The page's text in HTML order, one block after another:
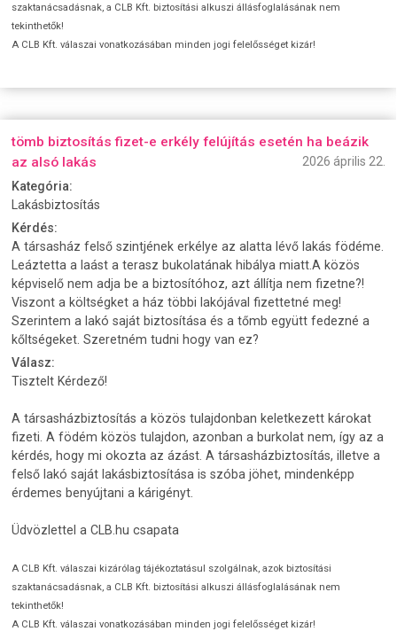
szaktanácsadásnak, a CLB Kft. biztosítási alkuszi állásfoglalásának nem
tekinthetők!
A CLB Kft. válaszai vonatkozásában minden jogi felelősséget kizár!
tömb biztosítás fizet-e erkély felújítás esetén ha beázik
az alsó lakás
2026 április 22.
Kategória:
Lakásbiztosítás
Kérdés:
A társasház felső szintjének erkélye az alatta lévő lakás födéme.
Leáztetta a laást a terasz bukolatának hibálya miatt.A közös
képviselő nem adja be a biztosítóhoz, azt állítja nem fizetne?!
Viszont a költségket a ház többi lakójával fizettetné meg!
Szerintem a lakó saját biztosítása és a tőmb együtt fedezné a
kőltségeket. Szeretném tudni hogy van ez?
Válasz:
Tisztelt Kérdező!
A társasházbiztosítás a közös tulajdonban keletkezett károkat
fizeti. A födém közös tulajdon, azonban a burkolat nem, így az a
kérdés, hogy mi okozta az ázást. A társasházbiztosítás, illetve a
felső lakó saját lakásbiztosítása is szóba jöhet, mindenképp
érdemes benyújtani a kárigényt.
Üdvözlettel a CLB.hu csapata
A CLB Kft. válaszai kizárólag tájékoztatásul szolgálnak, azok biztosítási
szaktanácsadásnak, a CLB Kft. biztosítási alkuszi állásfoglalásának nem
tekinthetők!
A CLB Kft. válaszai vonatkozásában minden jogi felelősséget kizár!